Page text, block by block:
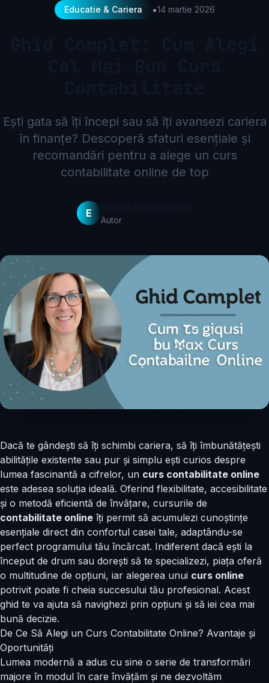
Educatie & Cariera •14 martie 2026
Ești gata să îți începi sau să îți avansezi cariera
în finanțe? Descoperă sfaturi esențiale și
recomandări pentru a alege un curs
contabilitate online de top
E
Autor
Dacă te gândești să îți schimbi cariera, să îți îmbunătățești
abilitățile existente sau pur și simplu ești curios despre
lumea fascinantă a cifrelor, un curs contabilitate online
este adesea soluția ideală. Oferind flexibilitate, accesibilitate
și o metodă eficientă de învățare, cursurile de
contabilitate online îți permit să acumulezi cunoștințe
esențiale direct din confortul casei tale, adaptându-se
perfect programului tău încărcat. Indiferent dacă ești la
început de drum sau dorești să te specializezi, piața oferă
o multitudine de opțiuni, iar alegerea unui curs online
potrivit poate fi cheia succesului tău profesional. Acest
ghid te va ajuta să navighezi prin opțiuni și să iei cea mai
bună decizie.
De Ce Să Alegi un Curs Contabilitate Online? Avantaje și
Oportunități
Lumea modernă a adus cu sine o serie de transformări
majore în modul în care învățăm și ne dezvoltăm